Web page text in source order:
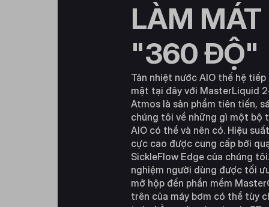
LÀM MÁT
"360 ĐỘ"
Tản nhiệt nước AIO thế hệ
mặt tại đây với MasterLiquid
Atmos là sản phẩm tiên tiến,
chúng tôi về những gì một bộ
AIO có thể và nên có. Hiệu
cực cao được cung cấp bởi
SickleFlow Edge của chúng
nghiệm người dùng được tối
mở hộp đến phần mềm
trên của máy bơm có thể tùy